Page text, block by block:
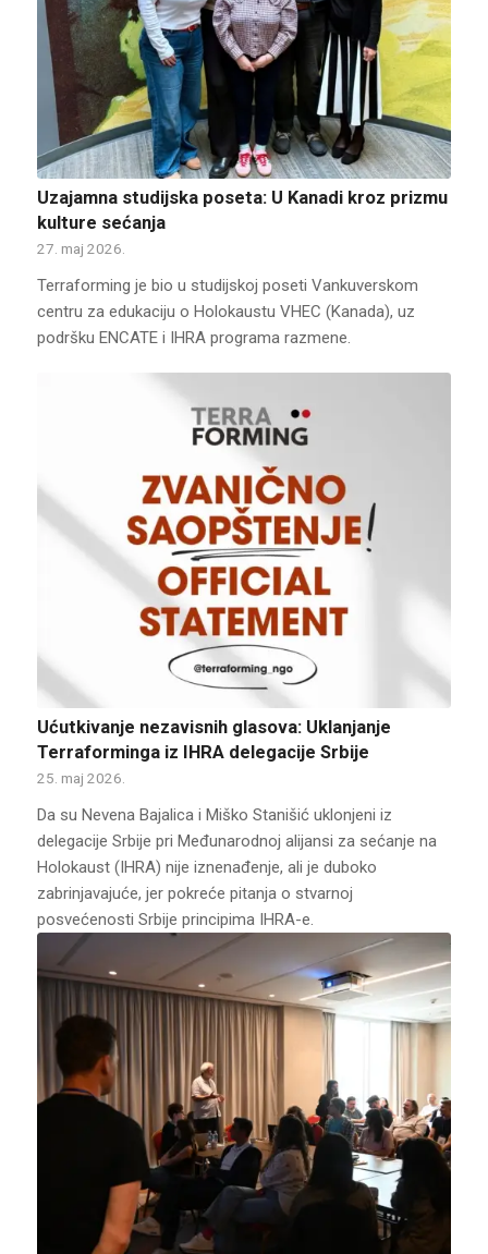
Uzajamna studijska poseta: U Kanadi kroz prizmu
kulture sećanja
27. maj 2026.
Terraforming je bio u studijskoj poseti Vankuverskom
centru za edukaciju o Holokaustu VHEC (Kanada), uz
podršku ENCATE i IHRA programa razmene.
Ućutkivanje nezavisnih glasova: Uklanjanje
Terraforminga iz IHRA delegacije Srbije
25. maj 2026.
Da su Nevena Bajalica i Miško Stanišić uklonjeni iz
delegacije Srbije pri Međunarodnoj alijansi za sećanje na
Holokaust (IHRA) nije iznenađenje, ali je duboko
zabrinjavajuće, jer pokreće pitanja o stvarnoj
posvećenosti Srbije principima IHRA-e.